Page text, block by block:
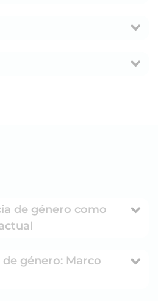
de género como
género: Marco